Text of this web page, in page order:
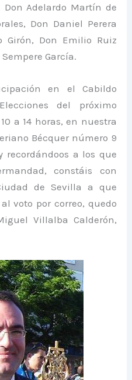
Don Adelardo Martín de
Don Daniel Perera
Girón, Don Emilio Ruiz
García.
en el Cabildo
del próximo
a 14 horas, en nuestra
Bécquer número 9
recordándoos a los que
constáis con
de Sevilla a que
voto por correo, quedo
Villalba Calderón,